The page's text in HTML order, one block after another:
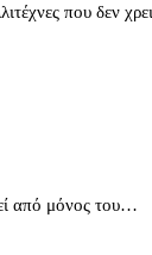
που δεν
από μόνος του…